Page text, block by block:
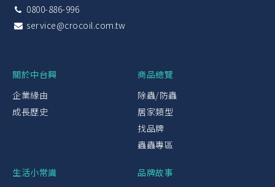
0800-886-996
service@crocoil.com.tw
關於中台興
企業緣由
成長歷史
商品總覽
除蟲/防蟲
居家類型
找品牌
蟲蟲專區
生活小常識 品牌故事